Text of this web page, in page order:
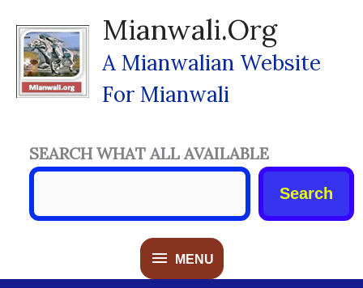
Content
Mianwali.org
A Mianwalian Website
For Mianwali
MENU
MENU
SEARCH WHAT ALL AVAILABLE
Search